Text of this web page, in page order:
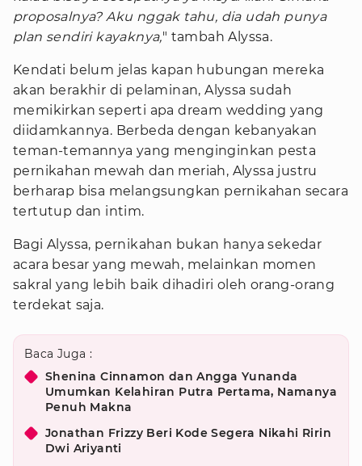
proposalnya? Aku nggak tahu, dia udah punya
plan sendiri kayaknya," tambah Alyssa.
Kendati belum jelas kapan hubungan mereka
akan berakhir di pelaminan, Alyssa sudah
memikirkan seperti apa dream wedding yang
diidamkannya. Berbeda dengan kebanyakan
teman-temannya yang menginginkan pesta
pernikahan mewah dan meriah, Alyssa justru
berharap bisa melangsungkan pernikahan secara
tertutup dan intim.
Bagi Alyssa, pernikahan bukan hanya sekedar
acara besar yang mewah, melainkan momen
sakral yang lebih baik dihadiri oleh orang-orang
terdekat saja.
Baca Juga :
Shenina Cinnamon dan Angga Yunanda
Umumkan Kelahiran Putra Pertama, Namanya
Penuh Makna
Jonathan Frizzy Beri Kode Segera Nikahi Ririn
Dwi Ariyanti